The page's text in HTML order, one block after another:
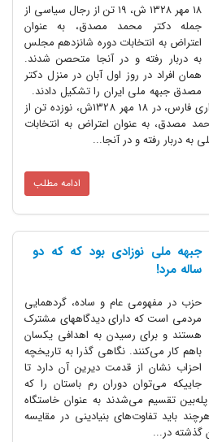
۱۸ مهر ۱۳۲۸ ش، ۱۹ تن از رجال سیاسی از
جمله دکتر محمد مصدق، به عنوان
اعتراض به انتخابات دوره شانزدهم مجلس
به دربار رفته و در آنجا متحصن شدند.
همان افراد در روز اول آبان در منزل دکتر
مصدق جبهه ملی ایران را تشکیل دادند.
به گزارش خبرنگار تاریخ خبرگزاری فارس، در 18 مهر 1328ش، نوزده تن از
مصدق، به عنوان اعتراض به انتخابات
دربار رفته و در آنجا...
ادامه مطلب
جبهه ملی نوزادی بود که که دو
ساله مرد!
حزب در مفهومی عام و ساده، گردهمایی
مردمی است که دارای دیدگاههای مشترک
هستند و برای رسیدن به اهدافی یکسان
باهم کار می‌کنند. نگاهی گذرا به تاریخچه
احزاب نشان از قدمت دیرین آن دارد تا
جاییکه می‌توان دوران رم باستان را که
تقسیم می‌شدند به عنوان خاستگاه
باید تفاوت‌های بنیادینی در مقایسه
در...